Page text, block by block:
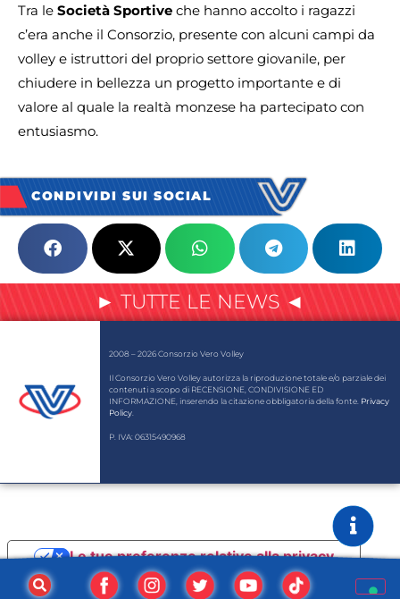
Tra le Società Sportive che hanno accolto i ragazzi
c’era anche il Consorzio, presente con alcuni campi da
volley e istruttori del proprio settore giovanile, per
chiudere in bellezza un progetto importante e di
valore al quale la realtà monzese ha partecipato con
entusiasmo.
CONDIVIDI SUI SOCIAL
► TUTTE LE NEWS ◄
2008 – 2026 Consorzio Vero Volley
Il Consorzio Vero Volley autorizza la riproduzione totale e/o parziale dei
contenuti a scopo di RECENSIONE, CONDIVISIONE ED
INFORMAZIONE, inserendo la citazione obbligatoria della fonte. Privacy
Policy
P. IVA: 06315490968
Informativa sulla raccolta
Le tue preferenze relative alla privacy